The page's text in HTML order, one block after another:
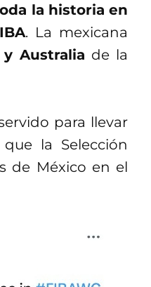
la historia en
. La mexicana
Australia de la
para llevar
la Selección
de México en el